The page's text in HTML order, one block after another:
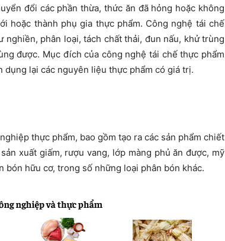
đổi các phần thừa, thức ăn đã hỏng hoặc không
hoặc thành phụ gia thực phẩm. Công nghệ tái chế
phân loại, tách chất thải, đun nấu, khử trùng
được. Mục đích của công nghệ tái chế thực phẩm
lại các nguyên liệu thực phẩm có giá trị.
thực phẩm, bao gồm tạo ra các sản phẩm chiết
xuất giấm, rượu vang, lớp màng phủ ăn được, mỹ
bón hữu cơ, trong số những loại phân bón khác.